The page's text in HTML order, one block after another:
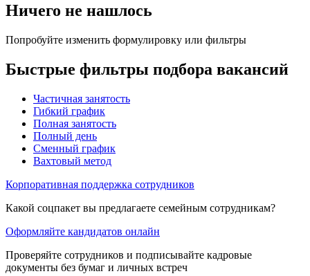
Ничего не нашлось
Попробуйте изменить формулировку или фильтры
Быстрые фильтры подбора вакансий
Частичная занятость
Гибкий график
Полная занятость
Полный день
Сменный график
Вахтовый метод
Корпоративная поддержка сотрудников
Какой соцпакет вы предлагаете семейным сотрудникам?
Оформляйте кандидатов онлайн
Проверяйте сотрудников и подписывайте кадровые
документы без бумаг и личных встреч